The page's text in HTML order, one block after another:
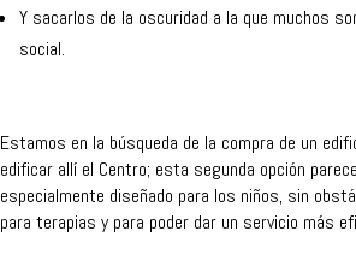
Y sacarlos de la oscuridad a la que muchos
social.
Estamos en la búsqueda de la compra de un
edificar allí el Centro; esta segunda opción
especialmente diseñado para los niños, sin
para terapias y para poder dar un servicio más